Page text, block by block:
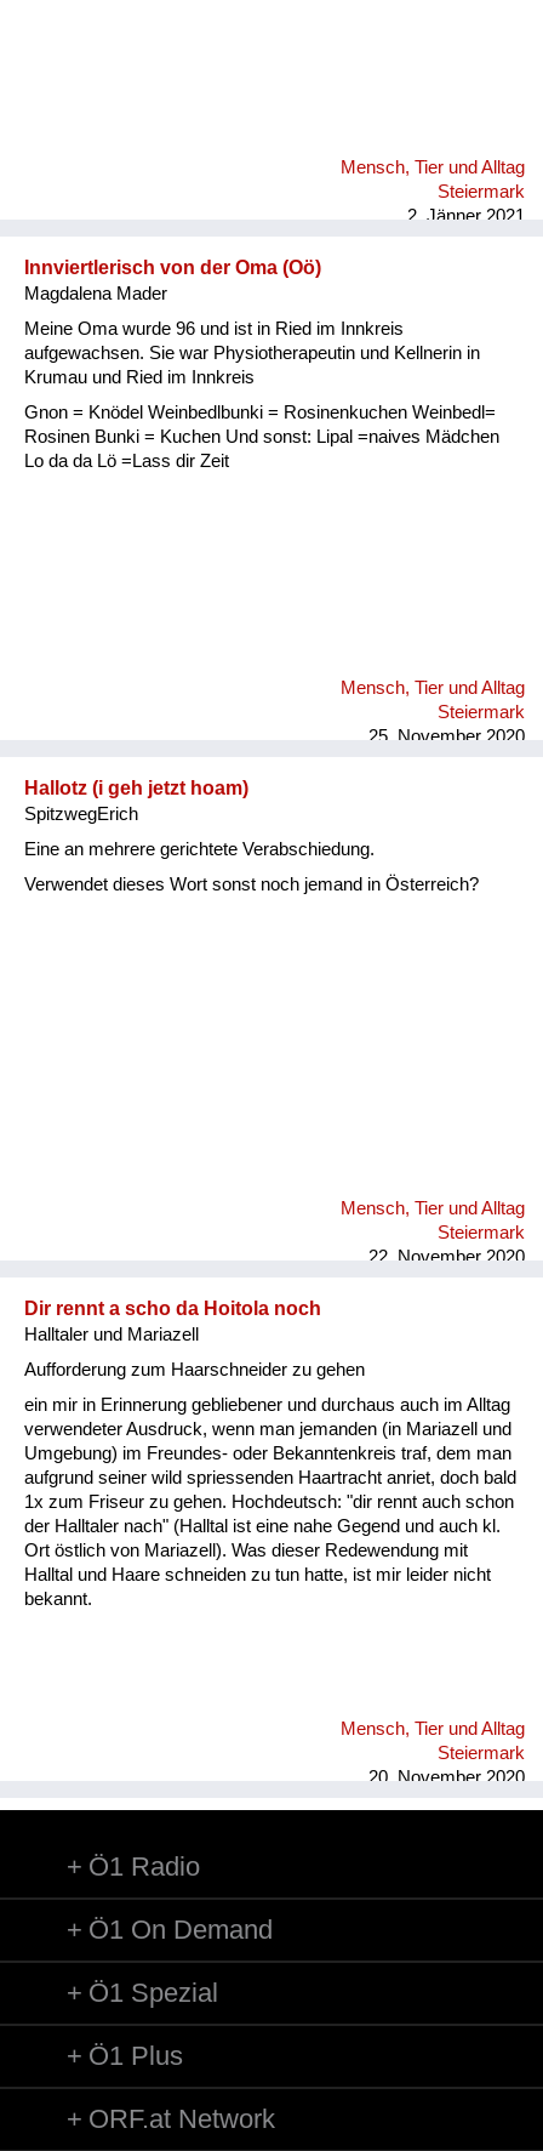
Mensch, Tier und Alltag
Steiermark
2. Jänner 2021
Innviertlerisch von der Oma (Oö)
Magdalena Mader
Meine Oma wurde 96 und ist in Ried im Innkreis
aufgewachsen. Sie war Physiotherapeutin und Kellnerin in
Krumau und Ried im Innkreis
Gnon = Knödel Weinbedlbunki = Rosinenkuchen Weinbedl=
Rosinen Bunki = Kuchen Und sonst: Lipal =naives Mädchen
Lo da da Lö =Lass dir Zeit
Mensch, Tier und Alltag
Steiermark
25. November 2020
Hallotz (i geh jetzt hoam)
SpitzwegErich
Eine an mehrere gerichtete Verabschiedung.
Verwendet dieses Wort sonst noch jemand in Österreich?
Mensch, Tier und Alltag
Steiermark
22. November 2020
Dir rennt a scho da Hoitola noch
Halltaler und Mariazell
Aufforderung zum Haarschneider zu gehen
ein mir in Erinnerung gebliebener und durchaus auch im Alltag
verwendeter Ausdruck, wenn man jemanden (in Mariazell und
Umgebung) im Freundes- oder Bekanntenkreis traf, dem man
aufgrund seiner wild spriessenden Haartracht anriet, doch bald
1x zum Friseur zu gehen. Hochdeutsch: "dir rennt auch schon
der Halltaler nach" (Halltal ist eine nahe Gegend und auch kl.
Ort östlich von Mariazell). Was dieser Redewendung mit
Halltal und Haare schneiden zu tun hatte, ist mir leider nicht
bekannt.
Mensch, Tier und Alltag
Steiermark
20. November 2020
Ö1 Radio
Ö1 On Demand
Ö1 Spezial
Ö1 Plus
ORF.at Network